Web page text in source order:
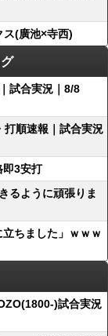
(廣池×寺西)
試合実況｜8/8
打順速報｜試合実況
即3安打
るように頑張りま
ちました」ｗｗｗ
)試合実況